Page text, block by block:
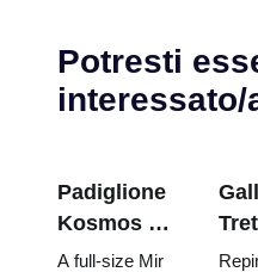
Potresti
interessato/
Padiglione
Kosmos a
VDNKh:
A full-size Mir